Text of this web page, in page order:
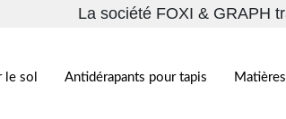
La société FOXI & GRAPH
le sol Antidérapants pour tapis